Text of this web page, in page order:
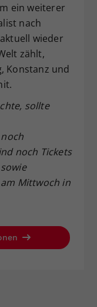
ein weiterer
nach
wieder
zählt,
Konstanz und
sollte
noch Tickets
Mittwoch in